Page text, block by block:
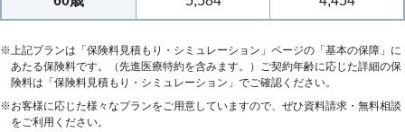
悪性新生物 ※2 について、以下のいずれかに該当したと診断確
定されたとき
・悪性新生物の病期分類
※上記プランは「保険料見積もり・シミュレーション」ページの「基本の保障」に
あたる保険料です。（先進医療特約を含みます。）ご契約年齢に応じた詳細の保
険料は「保険料見積もり・シミュレーション」でご確認ください。
※お客様に応じた様々なプランをご用意していますので、ぜひ資料請求・無料相談
をご利用ください。